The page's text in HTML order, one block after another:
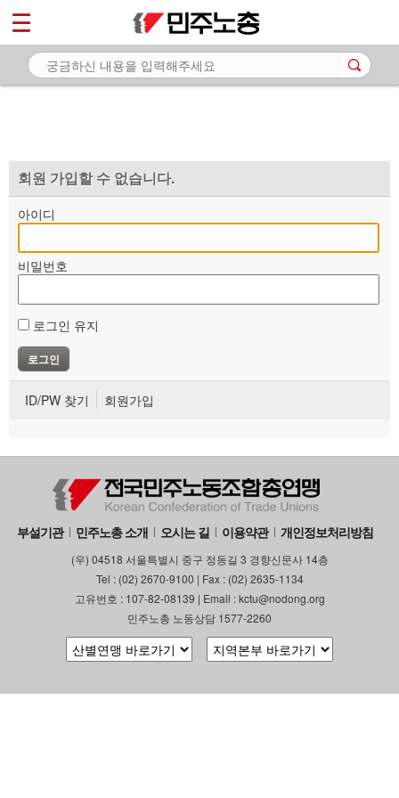
회원 가입할 수 없습니다.
아이디
비밀번호
로그인 유지
ID/PW 찾기 회원가입
부설기관 민주노총 소개 오시는 길 이용약관 개인정보처리방침
(우) 04518 서울특별시 중구 정동길 3 경향신문사 14층
Tel : (02) 2670-9100 | Fax : (02) 2635-1134
고유번호 : 107-82-08139 | Email : kctu@nodong.org
민주노총 노동상담 1577-2260
마이페이지
소개
자료
부설기관